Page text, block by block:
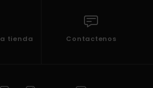
tienda Contactenos